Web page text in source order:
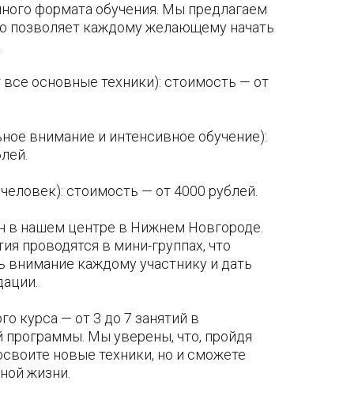
формата обучения. Мы предлагаем
позволяет каждому желающему начать
основные техники): стоимость — от
внимание и интенсивное обучение):
стоимость — от 4000 рублей.
в нашем центре в Нижнем Новгороде.
проводятся в мини-группах, что
внимание каждому участнику и дать
курса — от 3 до 7 занятий в
программы. Мы уверены, что, пройдя
новые техники, но и сможете
жизни.